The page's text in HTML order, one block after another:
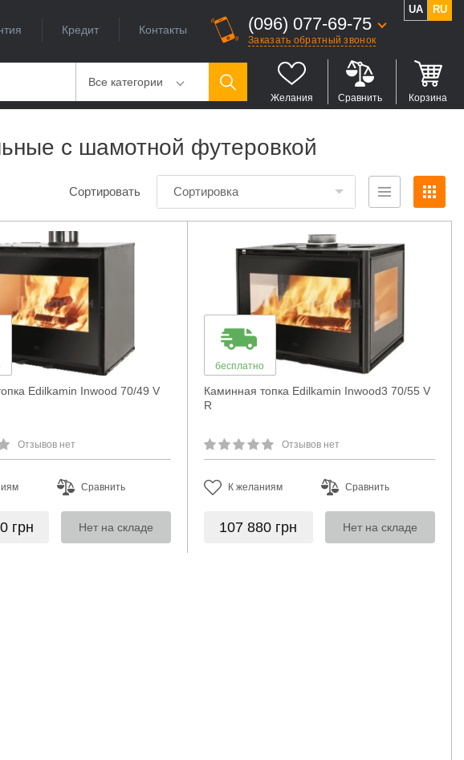
Кредит Контакты (096) 077-69-75
Заказать обратный звонок
UA RU
Все категории
Желания Сравнить Корзина
с шамотной футеровкой
Сортировать Сортировка
Edilkamin Inwood 70/49 V
Отзывов нет
Сравнить
грн Нет на складе
бесплатно
Каминная топка Edilkamin Inwood3 70/55 V
R
Отзывов нет
К желаниям Сравнить
107 880 грн Нет на складе